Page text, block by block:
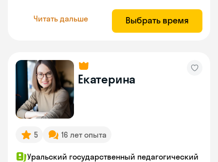
Читать дальше Выбрать время
Екатерина
5 16 лет опыта
Уральский государственный педагогический